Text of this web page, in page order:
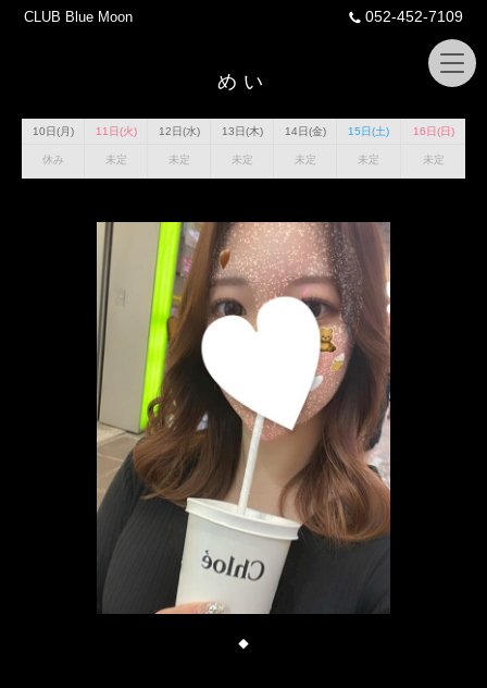
CLUB Blue Moon 052-452-7109
めい
10日(月) 11日(火) 12日(水) 13日(木) 14日(金) 15日(土) 16日(日)
休み 未定 未定 未定 未定 未定 未定
◆